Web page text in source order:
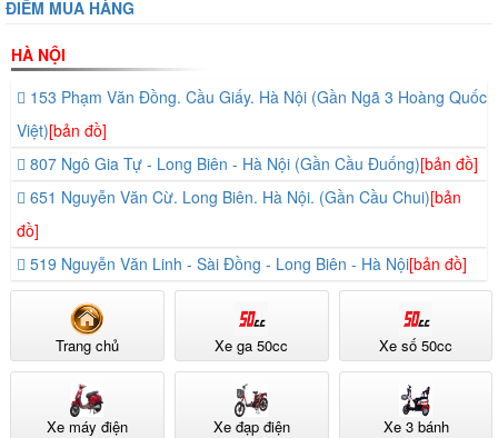
ĐIỂM MUA HÀNG
HÀ NỘI
153 Phạm Văn Đồng. Cầu Giấy. Hà Nội (Gần Ngã 3 Hoàng Quốc
Việt)[bản đồ]
807 Ngô Gia Tự - Long Biên - Hà Nội (Gần Cầu Đuống)[bản đồ]
651 Nguyễn Văn Cừ. Long Biên. Hà Nội. (Gần Cầu Chui)[bản
đồ]
519 Nguyễn Văn Linh - Sài Đồng - Long Biên - Hà Nội[bản đồ]
Trang chủ Xe ga 50cc Xe số 50cc
Xe máy điện Xe đạp điện Xe 3 bánh